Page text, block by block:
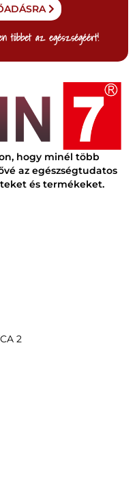
többet az egészségéért!
hogy minél több
az egészségtudatos
és termékeket.
2